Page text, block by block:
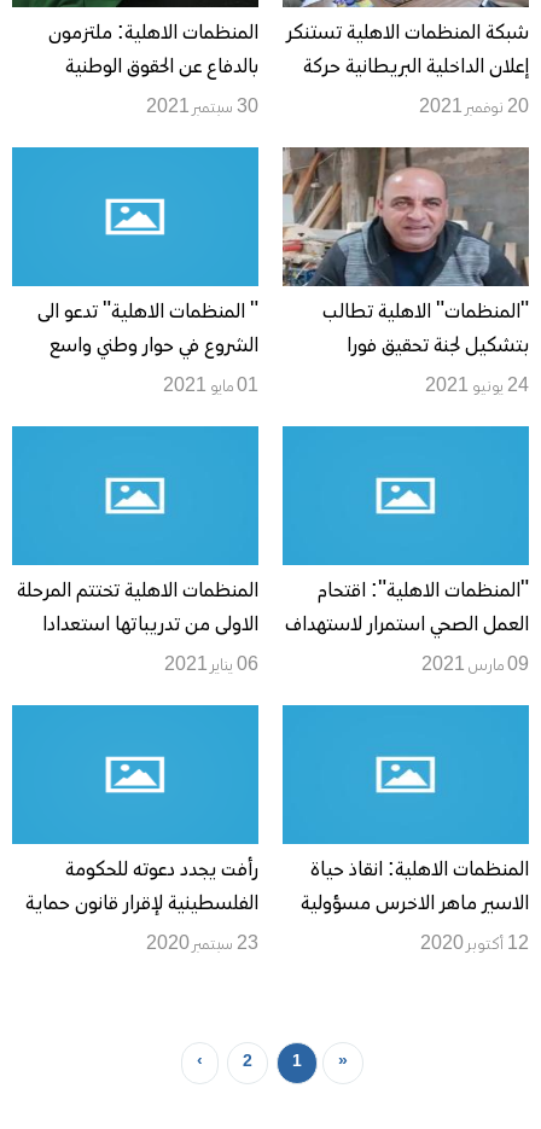
شبكة المنظمات الاهلية تستنكر
إعلان الداخلية البريطانية حركة
حماس منظمة إرهابية
20 نوفمبر 2021
المنظمات الاهلية: ملتزمون
بالدفاع عن الحقوق الوطنية
المشروعة للشعب الفلسطيني
30 سبتمبر 2021
"المنظمات" الاهلية تطالب
بتشكيل لجنة تحقيق فورا
ومعاقبة المسؤولين عن مقتل
24 يونيو 2021
" المنظمات الاهلية" تدعو الى
الشروع في حوار وطني واسع
وتدارك الموقف قبل الانجراف الى
01 مايو 2021
"المنظمات الاهلية": اقتحام
العمل الصحي استمرار لاستهداف
العمل الاهلي الفلسطيني
09 مارس 2021
المنظمات الاهلية تختتم المرحلة
الاولى من تدريباتها استعدادا
للمرحلة التالية منها
06 يناير 2021
المنظمات الاهلية: انقاذ حياة
الاسير ماهر الاخرس مسؤولية
المجتمع الدولي
12 أكتوبر 2020
رأفت يجدد دعوته للحكومة
الفلسطينية لإقرار قانون حماية
الأسرة من العنف
23 سبتمبر 2020
«
1
2
›